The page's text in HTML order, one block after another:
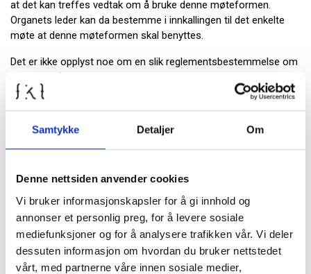
Samtykke Detaljer Om
Denne nettsiden anvender cookies
Vi bruker informasjonskapsler for å gi innhold og
annonser et personlig preg, for å levere sosiale
mediefunksjoner og for å analysere trafikken vår. Vi deler
dessuten informasjon om hvordan du bruker nettstedet
vårt, med partnerne våre innen sosiale medier,
at det kan treffes vedtak om å bruke denne møteformen.
Organets leder kan da bestemme i innkallingen til det enkelte
møte at denne møteformen skal benyttes.
Det er ikke opplyst noe om en slik reglementsbestemmelse om
adgang til å benytte fjernmøte i kommunestyret, og heller ikke
om at det var angitt i innkallingen til møtet at dette skulle
benyttes. Det betyr i så fall at det er de ordinære reglene om
avvikling av møter i folkevalgte organer som gjelder, og at det
ikke var lovlig å la ett medlem delta ved hjelp av
videokonferanseredskap.
Dette er ikke en feil som innebærer at møtet som sådant blir
ugyldig, men i saker der det har vært votert, må man se bort fra
det aktuelle medlemmets stemmegivning. Hvis dette
medlemmets stemme har vært avgjørende for utfallet av
voteringen, må dermed vedtaket korrigeres.
Hvis dette medlemmets stemme ikke var avgjørende, mener jeg